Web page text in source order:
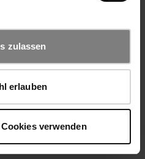
zulassen
erlauben
verwenden